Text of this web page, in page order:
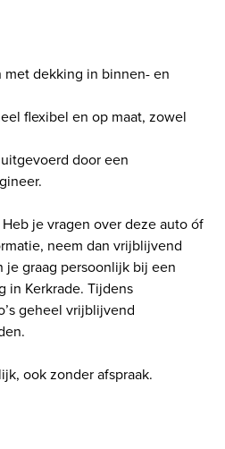
met dekking in binnen- en
flexibel en op maat, zowel
door een
je vragen over deze auto óf
neem dan vrijblijvend
graag persoonlijk bij een
in Kerkrade. Tijdens
geheel vrijblijvend
ook zonder afspraak.